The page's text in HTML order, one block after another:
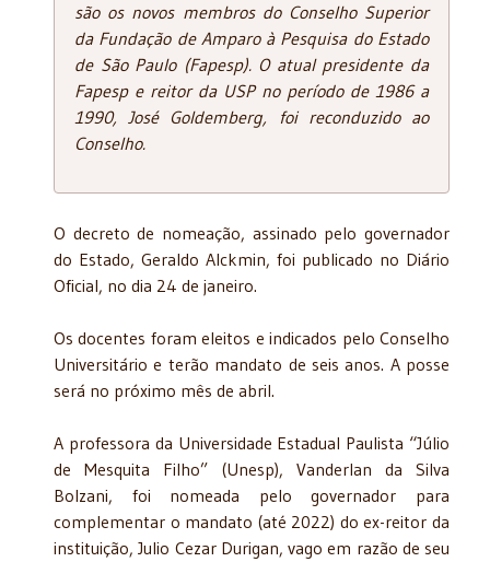
são os novos membros do Conselho Superior
da Fundação de Amparo à Pesquisa do Estado
de São Paulo (Fapesp). O atual presidente da
Fapesp e reitor da USP no período de 1986 a
1990, José Goldemberg, foi reconduzido ao
Conselho.
O decreto de nomeação, assinado pelo governador
do Estado, Geraldo Alckmin, foi publicado no Diário
Oficial, no dia 24 de janeiro.
Os docentes foram eleitos e indicados pelo Conselho
Universitário e terão mandato de seis anos. A posse
será no próximo mês de abril.
A professora da Universidade Estadual Paulista “Júlio
de Mesquita Filho” (Unesp), Vanderlan da Silva
Bolzani, foi nomeada pelo governador para
complementar o mandato (até 2022) do ex-reitor da
instituição, Julio Cezar Durigan, vago em razão de seu